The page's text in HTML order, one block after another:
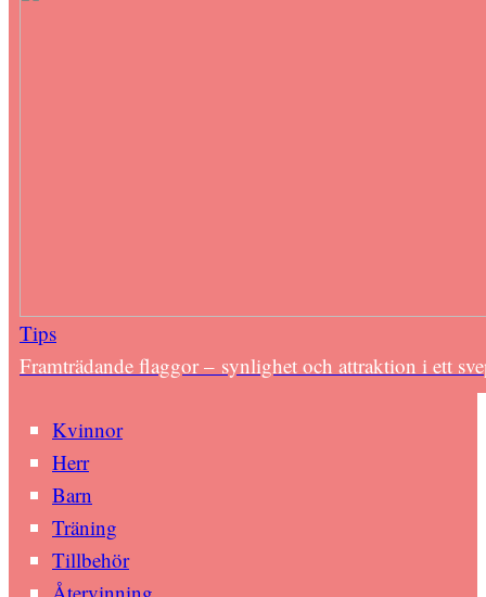
Tips
Framträdande flaggor – synlighet och attraktion i ett
Kvinnor
Herr
Barn
Träning
Tillbehör